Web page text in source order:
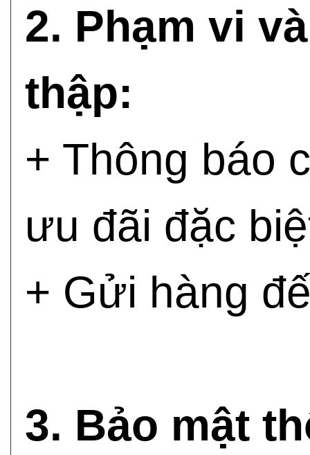
2. Phạm vi
thập:
+ Thông báo
ưu đãi đặc
+ Gửi hàng
3. Bảo mật